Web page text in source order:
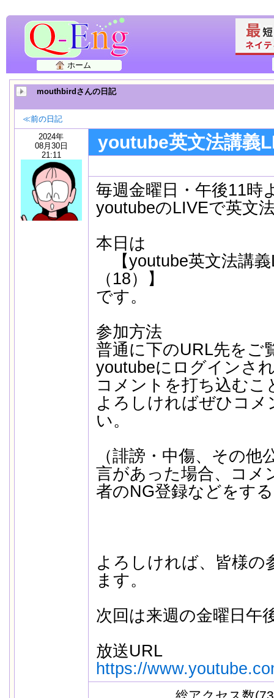
ホーム
mouthbirdさんの日記
≪前の日記
2024年
08月30日
21:11
youtube英文法講義
毎週金曜日・午後11時
youtubeのLIVEで英文
本日は
【youtube英文法講義
（18）】
です。
参加方法
普通に下のURL先をご
youtubeにログインさ
コメントを打ち込むこ
よろしければぜひコ
い。
（誹謗・中傷、その
言があった場合、コメ
者のNG登録などをす
よろしければ、皆様の
ます。
次回は来週の金曜日午
放送URL
https://